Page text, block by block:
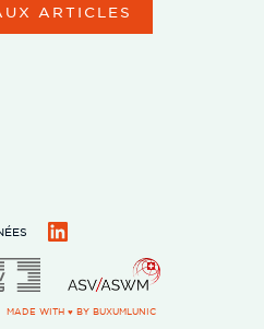
ARTICLES
MADE WITH ♥ BY BUXUMLUNIC